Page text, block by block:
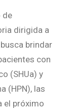
de
dirigida a
brindar
con
(SHUa) y
(HPN), las
el próximo